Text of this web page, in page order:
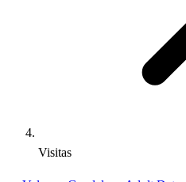
Visitas